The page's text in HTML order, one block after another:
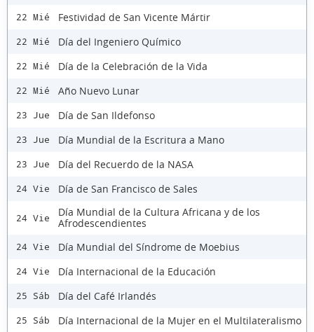
22 Mié Festividad de San Vicente Mártir
22 Mié Día del Ingeniero Químico
22 Mié Día de la Celebración de la Vida
22 Mié Año Nuevo Lunar
23 Jue Día de San Ildefonso
23 Jue Día Mundial de la Escritura a Mano
23 Jue Día del Recuerdo de la NASA
24 Vie Día de San Francisco de Sales
24 Vie
Día Mundial de la Cultura Africana y de los
Afrodescendientes
24 Vie Día Mundial del Síndrome de Moebius
24 Vie Día Internacional de la Educación
25 Sáb Día del Café Irlandés
25 Sáb Día Internacional de la Mujer en el Multilateralismo